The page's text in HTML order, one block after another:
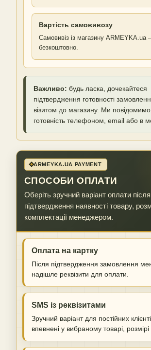
Вартість самовивозу
Самовивіз із магазину ARMEYKA.ua
безкоштовно.
Важливо: будь ласка, дочекайтеся
підтвердження готовності
візитом до магазину. Ми
готовність телефоном, email або в
ARMEYKA.UA PAYMENT
СПОСОБИ ОПЛАТИ
Оберіть зручний варіант оплати після
підтвердження наявності товару,
комплектації менеджером.
Оплата на картку
Після підтвердження замовлення
надішле реквізити для оплати.
SMS із реквізитами
Зручний варіант для постійних
впевнені у вибраному товарі, розмірі